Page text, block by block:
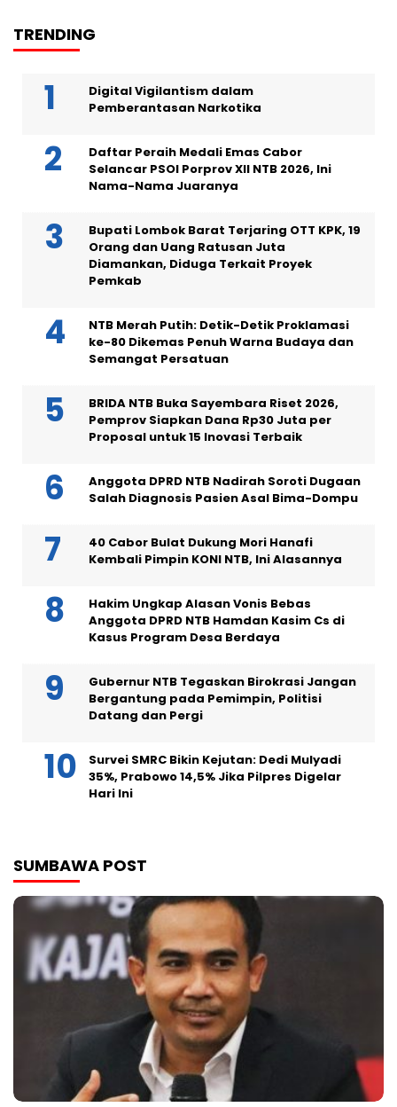
TRENDING
Digital Vigilantism dalam
Pemberantasan Narkotika
Daftar Peraih Medali Emas Cabor
Selancar PSOI Porprov XII NTB 2026, Ini
Nama-Nama Juaranya
Bupati Lombok Barat Terjaring OTT KPK, 19
Orang dan Uang Ratusan Juta
Diamankan, Diduga Terkait Proyek
Pemkab
NTB Merah Putih: Detik-Detik Proklamasi
ke-80 Dikemas Penuh Warna Budaya dan
Semangat Persatuan
BRIDA NTB Buka Sayembara Riset 2026,
Pemprov Siapkan Dana Rp30 Juta per
Proposal untuk 15 Inovasi Terbaik
Anggota DPRD NTB Nadirah Soroti Dugaan
Salah Diagnosis Pasien Asal Bima-Dompu
40 Cabor Bulat Dukung Mori Hanafi
Kembali Pimpin KONI NTB, Ini Alasannya
Hakim Ungkap Alasan Vonis Bebas
Anggota DPRD NTB Hamdan Kasim Cs di
Kasus Program Desa Berdaya
Gubernur NTB Tegaskan Birokrasi Jangan
Bergantung pada Pemimpin, Politisi
Datang dan Pergi
Survei SMRC Bikin Kejutan: Dedi Mulyadi
35%, Prabowo 14,5% Jika Pilpres Digelar
Hari Ini
SUMBAWA POST